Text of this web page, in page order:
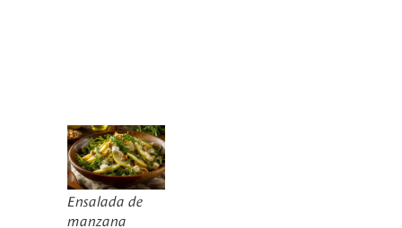
Ensalada de
manzana